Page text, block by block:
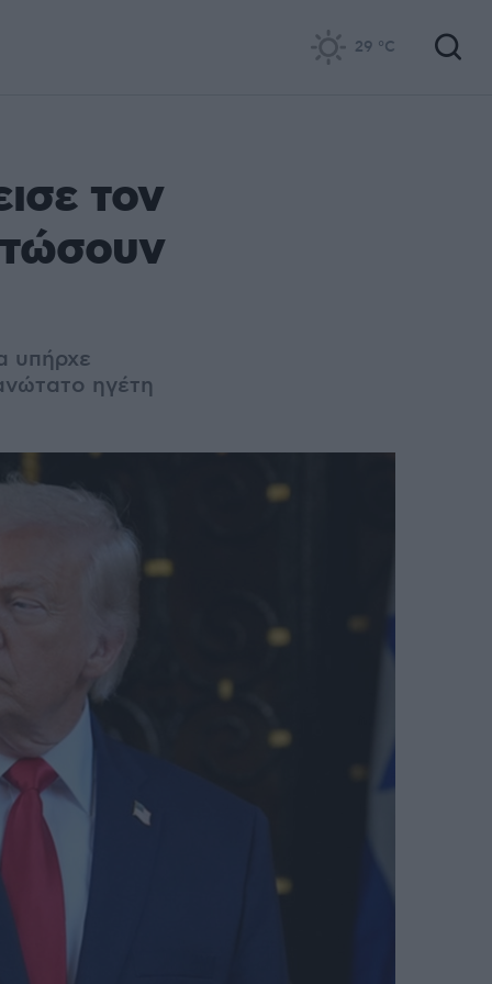
29 °C
τον
υπήρχε
ηγέτη